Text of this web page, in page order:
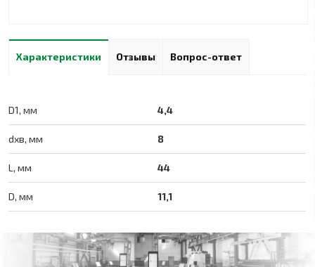
Характеристики Отзывы Вопрос-ответ
D1, мм 4,4
dхв, мм 8
L, мм 44
D, мм 11,1